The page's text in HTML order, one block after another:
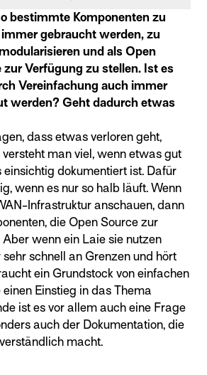
bestimmte Komponenten zu
gebraucht werden, zu
und als Open
zur Verfügung zu stellen. Ist es
Vereinfachung auch immer
werden? Geht dadurch etwas
dass etwas verloren geht,
versteht man viel, wenn etwas gut
einsichtig dokumentiert ist. Dafür
wenn es nur so halb läuft. Wenn
Infrastruktur anschauen, dann
die Open Source zur
Aber wenn ein Laie sie nutzen
schnell an Grenzen und hört
ein Grundstock von einfachen
einen Einstieg in das Thema
ist es vor allem auch eine Frage
auch der Dokumentation, die
macht.